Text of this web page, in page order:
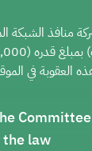
منافذ الشبكة
law